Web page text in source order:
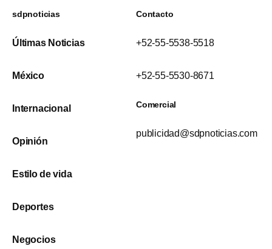
sdpnoticias
Últimas Noticias
México
Internacional
Opinión
Estilo de vida
Deportes
Negocios
Contacto
+52-55-5538-5518
+52-55-5530-8671
Comercial
publicidad@sdpnoticias.com